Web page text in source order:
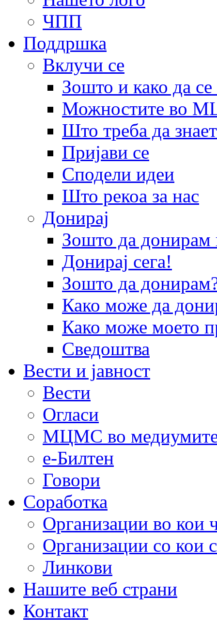
ЧПП
Поддршка
Вклучи се
Зошто и како да
Можностите во
Што треба да
Пријави се
Сподели идеи
Што рекоа за нас
Донирај
Зошто да
Донирај сега!
Зошто да
Како може да
Како може моето
Сведоштва
Вести и јавност
Вести
Огласи
МЦМС во
е-Билтен
Говори
Соработка
Организации во кои
Организации со кои
Линкови
Нашите веб страни
Контакт